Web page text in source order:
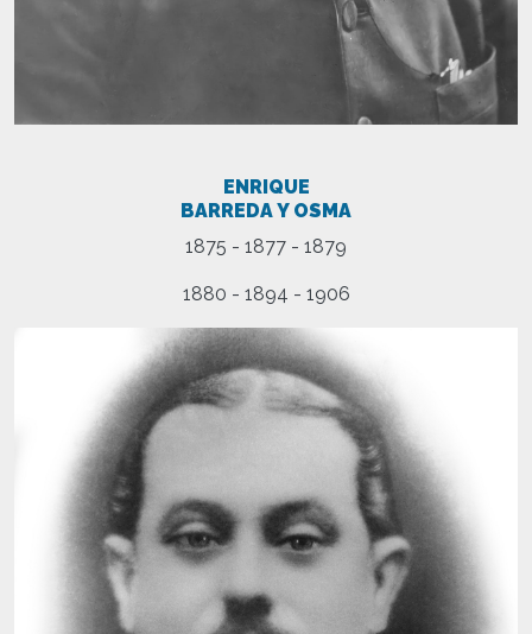
ENRIQUE
BARREDA Y OSMA
1875 - 1877 - 1879
1880 - 1894 - 1906